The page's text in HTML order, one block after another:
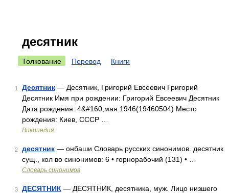
десятник
Толкование Перевод Книги
1 Десятник — Десятник, Григорий Евсеевич Григорий
Десятник Имя при рождении: Григорий Евсеевич Десятник
Дата рождения: 4&#160;мая 1946(19460504) Место
рождения: Киев, СССР …
Википедия
2 десятник — онбаши Словарь русских синонимов. десятник
сущ., кол во синонимов: 6 • горнорабочий (131) • …
Словарь синонимов
3 ДЕСЯТНИК — ДЕСЯТНИК, десятника, муж. Лицо низшего